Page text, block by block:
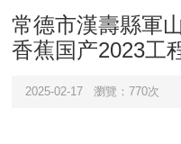
常德市漢壽縣軍
香蕉国产2023工
2025-02-17 瀏覽：770次